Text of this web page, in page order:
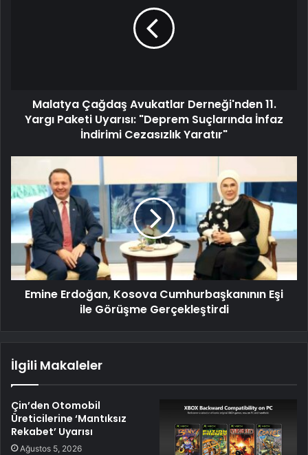
Malatya Çağdaş Avukatlar Derneği'nden 11.
Yargı Paketi Uyarısı: "Deprem Suçlarında İnfaz
İndirimi Cezasızlık Yaratır"
Emine Erdoğan, Kosova Cumhurbaşkanının Eşi
ile Görüşme Gerçekleştirdi
İlgili Makaleler
Çin’den Otomobil
Üreticilerine ‘Mantıksız
Rekabet’ Uyarısı
Ağustos 5, 2026